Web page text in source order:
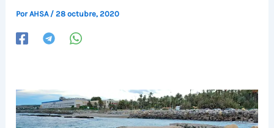
PorAHSA /28 octubre, 2020